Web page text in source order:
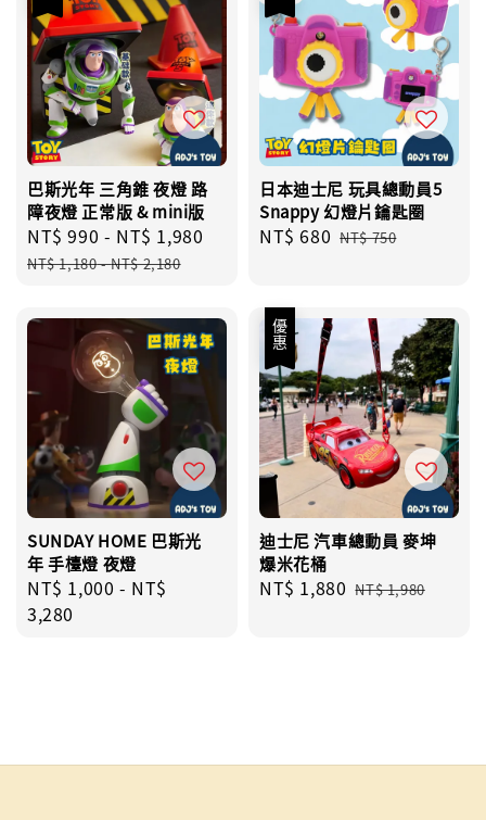
巴斯光年 三角錐 夜燈 路
障夜燈 正常版 & mini版
Sale
price
NT$ 990 - NT$ 1,980
Regular
NT$ 1,180-NT$ 2,180
日本迪士尼 玩具總動員5
Snappy 幻燈片鑰匙圈
Sale
NT$ 680 Regular
NT$ 750
SUNDAY HOME 巴斯光
年 手檯燈 夜燈
Regular
price
NT$ 1,000 - NT$
3,280
優惠
迪士尼 汽車總動員 麥坤
爆米花桶
Sale
NT$ 1,880 Regular
NT$ 1,980